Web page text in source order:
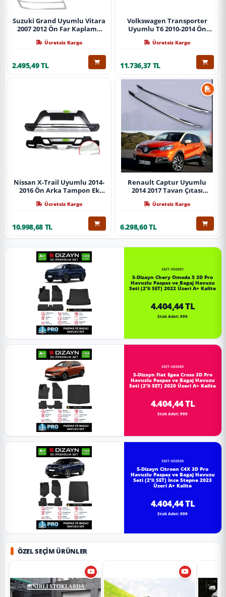
Suzuki Grand Uyumlu Vitara
2007 2012 Ön Far Kaplama
Ücretsiz Kargo
2.495,49 TL
Volkswagen Transporter
Uyumlu T6 2010-2014 Ön
Çelik Krom
Ücretsiz Kargo
11.736,37 TL
Nissan X-Trail Uyumlu 2014-
2016 Ön Arka Tampon Ek
Koruma Difüzör İthal
Ücretsiz Kargo
10.998,68 TL
Renault Captur Uyumlu
2014 2017 Tavan Çıtası
Ücretsiz Kargo
6.298,60 TL
3SET-SDZ001
S-Dizayn Chery Omoda 5 3D Pro
Havuzlu Paspas ve Bagaj Havuzu
Seti (2'li SET) 2022 Üzeri A+ Kalite
4.404,44 TL
Stok Adet: 999
3SET-SDZ089
S-Dizayn Fiat Egea Cross 3D Pro
Havuzlu Paspas ve Bagaj Havuzu
Seti (2'li SET) 2020 Üzeri A+ Kalite
4.404,44 TL
Stok Adet: 999
3SET-SDZ039
S-Dizayn Citroen C4X 3D Pro
Havuzlu Paspas ve Bagaj Havuzu
Seti (2'li SET) İnce Stepne 2023
Üzeri A+ Kalite
4.404,44 TL
Stok Adet: 999
ÖZEL SEÇIM ÜRÜNLER